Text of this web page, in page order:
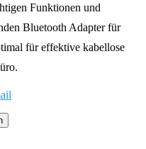
Funktionen und
Bluetooth Adapter für
für effektive kabellose